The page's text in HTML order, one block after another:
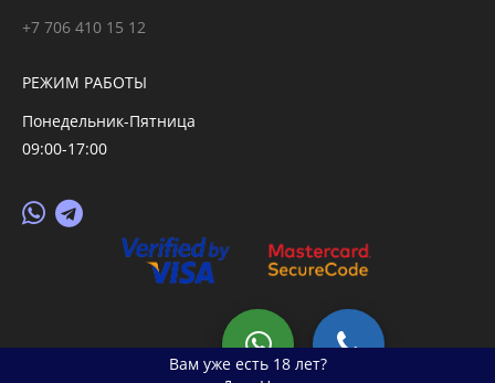
Вам уже есть 18 лет?
+7 706 410 15 12
РЕЖИМ РАБОТЫ
Понедельник-Пятница
09:00-17:00
© 2026 primegoods.kz